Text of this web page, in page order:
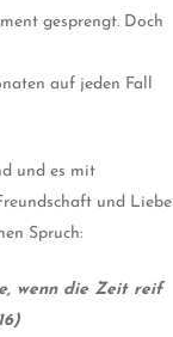
gesprengt. Doch
auf jeden Fall
und es mit
und Liebe
Spruch:
wenn die Zeit reif